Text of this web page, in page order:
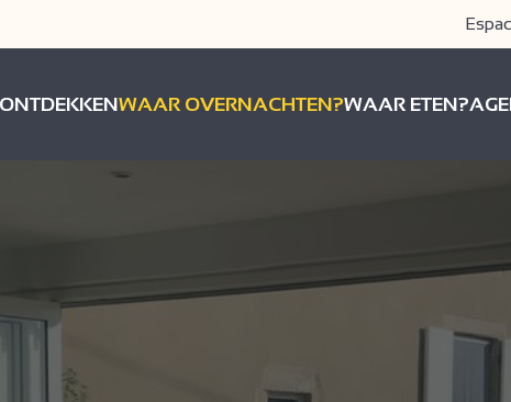
ONTDEKKENWAAR OVERNACHTEN?WAAR ETEN?